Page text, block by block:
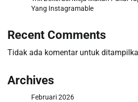
Yang Instagramable
Recent Comments
Tidak ada komentar untuk
Archives
Februari 2026